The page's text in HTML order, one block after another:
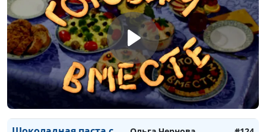
Салат из помидоров с
цветной капустой и
соус «Ароматный»
Ангелина Дубровина,
повар санатория
«Воскресеновка»
#126
Запеканка гречневая с
кэробом и вишневая
подлива
Ангелина Дубровина,
повар санатория
«Воскресеновка»
#125